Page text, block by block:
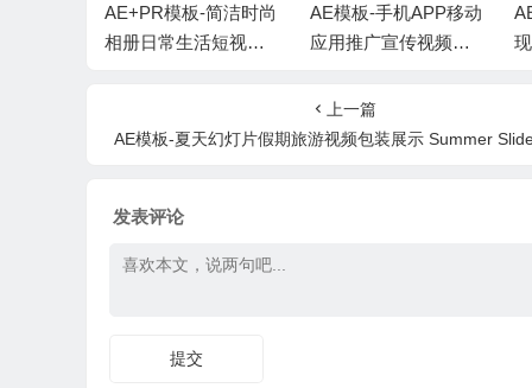
AE+PR模板-简洁时尚
相册日常生活短视频
AE模板-手机APP移动
应用推广宣传视频展
上一篇
AE模板-夏天幻灯片假期旅游视频包装展示 Summer
发表评论